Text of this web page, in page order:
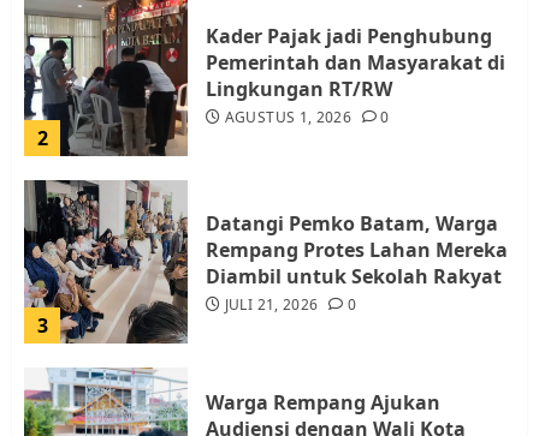
2
Kader Pajak jadi Penghubung
Pemerintah dan Masyarakat di
Lingkungan RT/RW
AGUSTUS 1, 2026 0
3
Datangi Pemko Batam, Warga
Rempang Protes Lahan Mereka
Diambil untuk Sekolah Rakyat
JULI 21, 2026 0
Warga Rempang Ajukan
Audiensi dengan Wali Kota